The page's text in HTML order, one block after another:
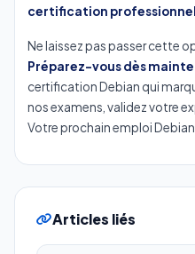
certification
Ne laissez pas passer cette
Préparez-vous dès
certification Debian qui
nos examens, validez votre
Votre prochain emploi
Articles liés